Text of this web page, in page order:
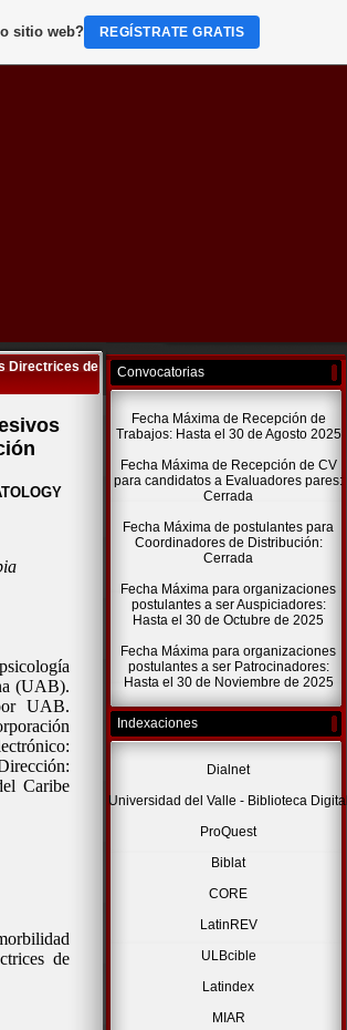
Directrices de
(UAB).
UAB.
Caribe
de
Convocatorias
Fecha Máxima de Recepción de
Trabajos: Hasta el 30 de Agosto 2025
Fecha Máxima de Recepción de CV
para candidatos a Evaluadores pares:
Cerrada
Fecha Máxima de postulantes para
Coordinadores de Distribución:
Cerrada
Fecha Máxima para organizaciones
postulantes a ser Auspiciadores:
Hasta el 30 de Octubre de 2025
Fecha Máxima para organizaciones
postulantes a ser Patrocinadores:
Hasta el 30 de Noviembre de 2025
Indexaciones
Dialnet
Universidad del Valle - Biblioteca Digital
ProQuest
Biblat
CORE
LatinREV
ULBcible
Latindex
MIAR
sitio web? REGÍSTRATE GRATIS